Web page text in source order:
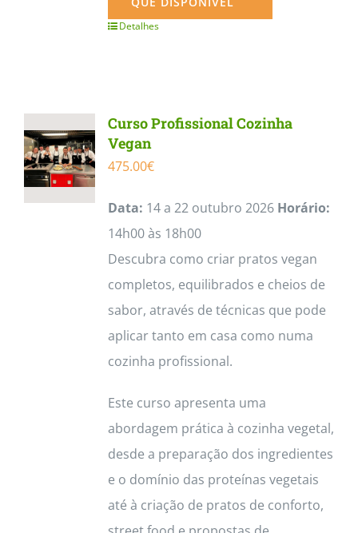
Detalhes
Curso Profissional Cozinha
Vegan
475.00€
Data: 14 a 22 outubro 2026 Horário:
14h00 às 18h00
Descubra como criar pratos vegan
completos, equilibrados e cheios de
sabor, através de técnicas que pode
aplicar tanto em casa como numa
cozinha profissional.
Este curso apresenta uma
abordagem prática à cozinha vegetal,
desde a preparação dos ingredientes
e o domínio das proteínas vegetais
até à criação de pratos de conforto,